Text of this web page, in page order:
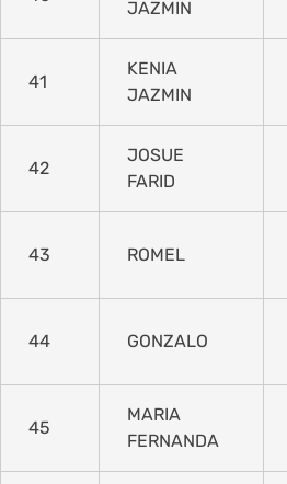
JAZMIN
41
KENIA
JAZMIN
42
JOSUE
FARID
43 ROMEL
44 GONZALO
45
MARIA
FERNANDA